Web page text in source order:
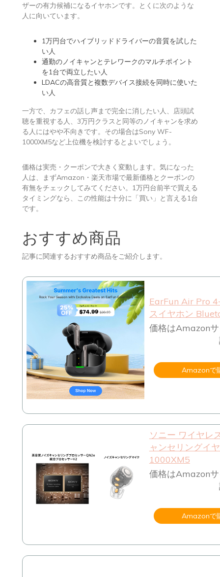
ザーの有力候補になるイヤホンです。とくに次のような
人に向いています。
1万円台でハイブリッドドライバーの音質を試した
い人
通勤のノイキャンとテレワークのマルチポイント
を1台で両立したい人
LDACの高音質と複数デバイス接続を同時に使いた
い人
一方で、カフェの話し声まで完全に消したい人、店頭試
聴を重視する人、3万円クラスと同等のノイキャンを求め
る人にはやや不向きです。その場合はSony WF-
1000XM5など上位機を検討するとよいでしょう。
価格は実売・クーポンで大きく変動します。気になった
人は、まずAmazon・楽天市場で最新価格とクーポンの
有無をチェックしてみてください。1万円台前半で買える
タイミングなら、この性能は十分に「買い」と言える1台
です。
おすすめ商品
記事に関連するおすすめ商品をご紹介します。
EarFun Air Pro
スイヤホン
価格はAmazon
Amazonで
ソニー ワイヤレ
ャンセリングイ
1000XM5
価格はAmazon
Amazonで